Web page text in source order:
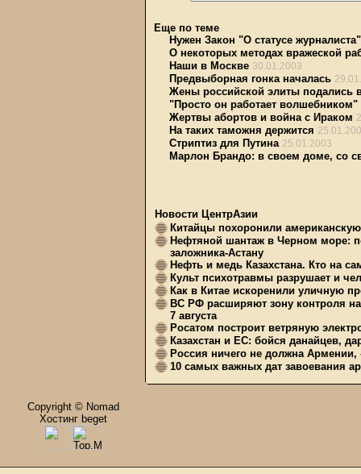
Еще по теме
Нужен Закон "О статусе журналиста"
О некоторых методах вражеской
Наши в Москве 30.01.2003
Предвыборная гонка началась
Жены российской элиты подались
"Просто он работает волшебником"
Жертвы абортов и война с Ираком
На таких таможня держится
Стриптиз для Путина 25.01.2003
Марлон Брандо: в своем доме, со
Новости ЦентрАзии
Китайцы похоронили
Нефтяной шантаж в Черном море:
заложника-Астану
Нефть и медь Казахстана. Кто на
Культ психотравмы разрушает и
Как в Китае искоренили уличную
ВС РФ расширяют зону контроля на
7 августа
Росатом построит ветряную
Казахстан и ЕС: бойся данайцев,
Россия ничего не должна Армении,
10 самых важных дат завоевания
Copyright © Nomad
Хостинг beget